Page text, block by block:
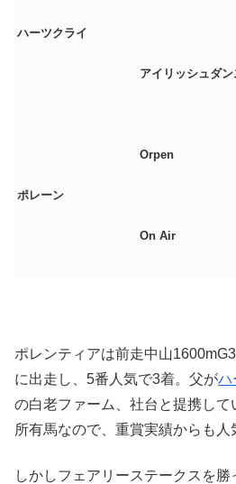
ハーツクライ
アイリッシュダン
ポレーン
Orpen
On Air
ポレンティアは前走中山
に出走し、5番人気で3着。父がハ
の白老ファーム、社台と提携し
所有馬なので、重賞実績からも人
しかしフェアリーステークスを